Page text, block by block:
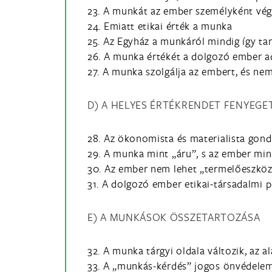
23. A munkát az ember személyként
24. Emiatt etikai érték a munka
25. Az Egyház a munkáról mindig így
26. A munka értékét a dolgozó ember
27. A munka szolgálja az embert, és
D) A HELYES ÉRTÉKRENDET
28. Az ökonomista és materialista
29. A munka mint „áru”, s az ember
30. Az ember nem lehet „termelőeszköz
31. A dolgozó ember etikai-társadalmi
E) A MUNKÁSOK ÖSSZETARTOZÁSA
32. A munka tárgyi oldala változik, az
33. A „munkás-kérdés” jogos